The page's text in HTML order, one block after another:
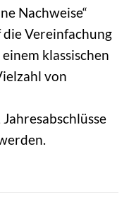
Nachweise“
Vereinfachung
klassischen
von